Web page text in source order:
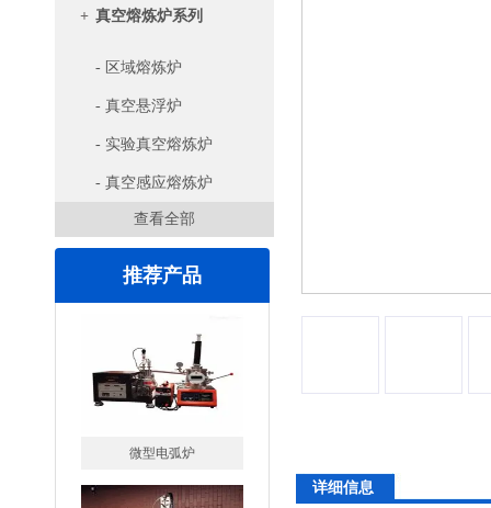
+ 真空熔炼炉系列
- 区域熔炼炉
- 真空悬浮炉
- 实验真空熔炼炉
- 真空感应熔炼炉
查看全部
推荐产品
高腐蚀熔炼炉
详细信息